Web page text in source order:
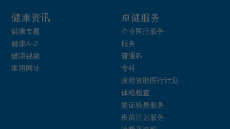
健康资讯
健康专题
健康A-Z
健康视频
常用网址
卓健服务
企业医疗服务
服务
普通科
专科
政府资助医疗计划
体格检查
签证验身服务
疫苗注射服务